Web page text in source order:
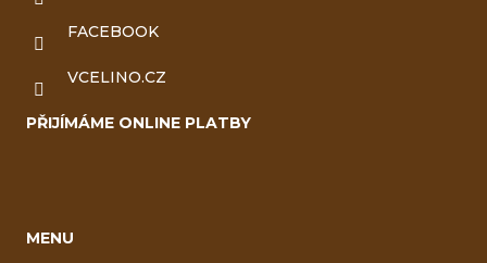
FACEBOOK
VCELINO.CZ
PŘIJÍMÁME ONLINE PLATBY
MENU